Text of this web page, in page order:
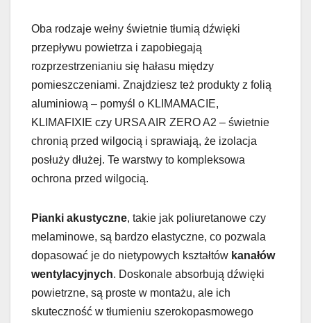
Oba rodzaje wełny świetnie tłumią dźwięki
przepływu powietrza i zapobiegają
rozprzestrzenianiu się hałasu między
pomieszczeniami. Znajdziesz też produkty z folią
aluminiową – pomyśl o KLIMAMACIE,
KLIMAFIXIE czy URSA AIR ZERO A2 – świetnie
chronią przed wilgocią i sprawiają, że izolacja
posłuży dłużej. Te warstwy to kompleksowa
ochrona przed wilgocią.
Pianki akustyczne, takie jak poliuretanowe czy
melaminowe, są bardzo elastyczne, co pozwala
dopasować je do nietypowych kształtów kanałów
wentylacyjnych. Doskonale absorbują dźwięki
powietrzne, są proste w montażu, ale ich
skuteczność w tłumieniu szerokopasmowego